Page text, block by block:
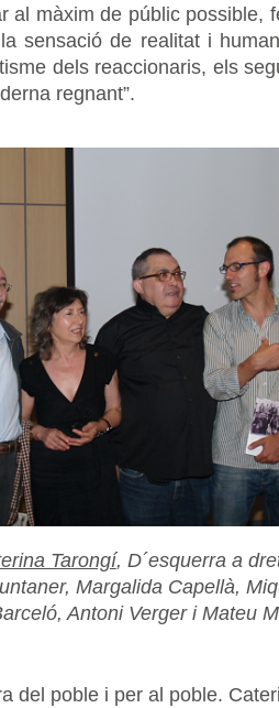
al màxim de públic possible,
sensació de realitat i
dels reaccionaris, els
regnant”.
Tarongí, D´esquerra a
Margalida Capellà,
Antoni Verger i Mateu
del poble i per al poble.